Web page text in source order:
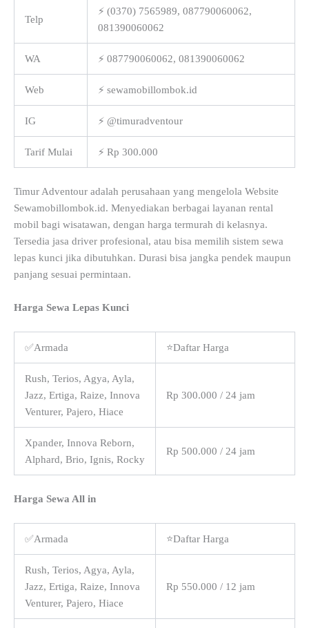
Telp
⚡ (0370) 7565989, 087790060062,
081390060062
WA ⚡ 087790060062, 081390060062
Web ⚡ sewamobillombok.id
IG ⚡ @timuradventour
Tarif Mulai ⚡ Rp 300.000
Timur Adventour adalah perusahaan yang mengelola Website
Sewamobillombok.id. Menyediakan berbagai layanan rental
mobil bagi wisatawan, dengan harga termurah di kelasnya.
Tersedia jasa driver profesional, atau bisa memilih sistem sewa
lepas kunci jika dibutuhkan. Durasi bisa jangka pendek maupun
panjang sesuai permintaan.
Harga Sewa Lepas Kunci
✅Armada ⭐Daftar Harga
Rush, Terios, Agya, Ayla,
Jazz, Ertiga, Raize, Innova
Venturer, Pajero, Hiace
Rp 300.000 / 24 jam
Xpander, Innova Reborn,
Alphard, Brio, Ignis, Rocky
Rp 500.000 / 24 jam
Harga Sewa All in
✅Armada ⭐Daftar Harga
Rush, Terios, Agya, Ayla,
Jazz, Ertiga, Raize, Innova
Venturer, Pajero, Hiace
Rp 550.000 / 12 jam